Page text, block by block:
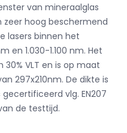
van mineraalglas
zeer hoog beschermend
lasers binnen het
en 1.030-1.100 nm. Het
VLT en is op maat
297x210nm. De dikte is
vlg. EN207
de testtijd.